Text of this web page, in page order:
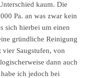
kaum. Die
Pa. an was zwar kein
sich hierbei um einen
gründliche Reinigung
vier Saugstufen, von
dann auch
ich jedoch bei